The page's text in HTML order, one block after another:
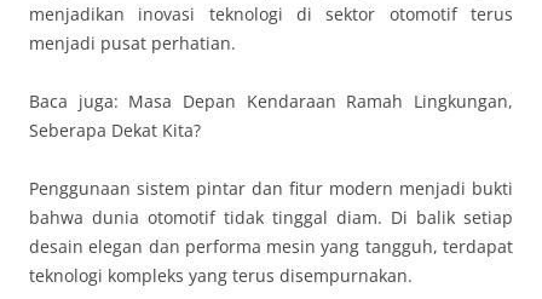
menjadikan inovasi teknologi di sektor otomotif terus
menjadi pusat perhatian.
Baca juga: Masa Depan Kendaraan Ramah Lingkungan,
Seberapa Dekat Kita?
Penggunaan sistem pintar dan fitur modern menjadi bukti
bahwa dunia otomotif tidak tinggal diam. Di balik setiap
desain elegan dan performa mesin yang tangguh, terdapat
teknologi kompleks yang terus disempurnakan.